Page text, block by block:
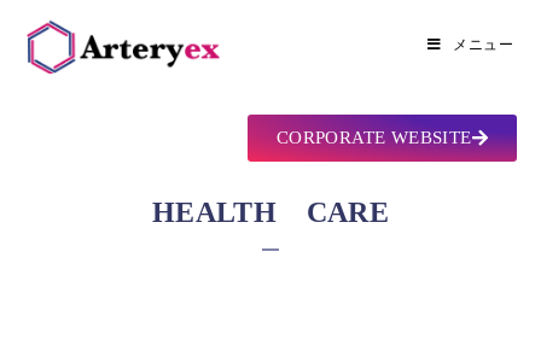
メニュー
CORPORATE WEBSITE
HEALTH CARE